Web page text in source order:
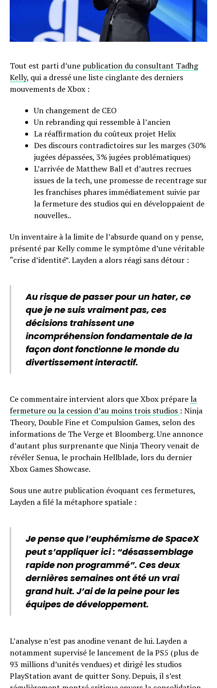
Tout est parti d’une publication du consultant Tadhg
Kelly, qui a dressé une liste cinglante des derniers
mouvements de Xbox :
Un changement de CEO
Un rebranding qui ressemble à l’ancien
La réaffirmation du coûteux projet Helix
Des discours contradictoires sur les marges (30%
jugées dépassées, 3% jugées problématiques)
L’arrivée de Matthew Ball et d’autres recrues
issues de la tech, une promesse de recentrage sur
les franchises phares immédiatement suivie par
la fermeture des studios qui en développaient de
nouvelles..
Un inventaire à la limite de l’absurde quand on y pense,
présenté par Kelly comme le symptôme d’une véritable
“crise d’identité”. Layden a alors réagi sans détour :
Au risque de passer pour un hater, ce
que je ne suis vraiment pas, ces
décisions trahissent une
incompréhension fondamentale de la
façon dont fonctionne le monde du
divertissement interactif.
Ce commentaire intervient alors que Xbox préparela
fermeture ou la cession d’au moins trois studios : Ninja
Theory, Double Fine et Compulsion Games, selon des
informations de The Verge et Bloomberg. Une annonce
d’autant plus surprenante que Ninja Theory venait de
révéler Senua, le prochain Hellblade, lors du dernier
Xbox Games Showcase.
Sous une autre publication évoquant ces fermetures,
Layden a filé la métaphore spatiale :
Je pense que l’euphémisme de SpaceX
peut s’appliquer ici : “désassemblage
rapide non programmé”. Ces deux
dernières semaines ont été un vrai
grand huit. J’ai de la peine pour les
équipes de développement.
L’analyse n’est pas anodine venant de lui. Layden a
notamment supervisé le lancement de la PS5 (plus de
93 millions d’unités vendues) et dirigé les studios
PlayStation avant de quitter Sony. Depuis, il s’est